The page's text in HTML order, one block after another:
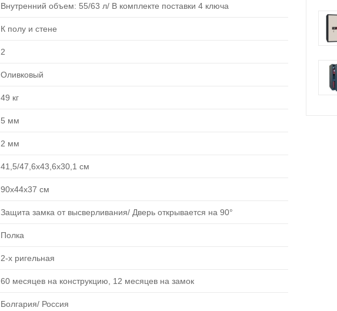
Внутренний объем: 55/63 л/ В комплекте поставки 4 ключа
К полу и стене
2
Оливковый
49 кг
5 мм
2 мм
41,5/47,6х43,6х30,1 см
90х44х37 см
Защита замка от высверливания/ Дверь открывается на 90°
Полка
2-х ригельная
60 месяцев на конструкцию, 12 месяцев на замок
Болгария/ Россия